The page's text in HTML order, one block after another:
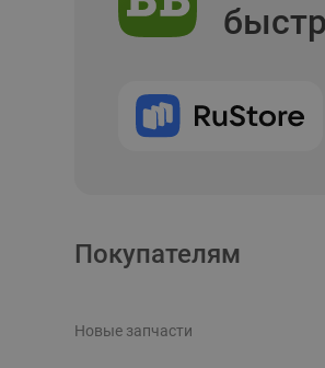
Покупателям
Новые запчасти